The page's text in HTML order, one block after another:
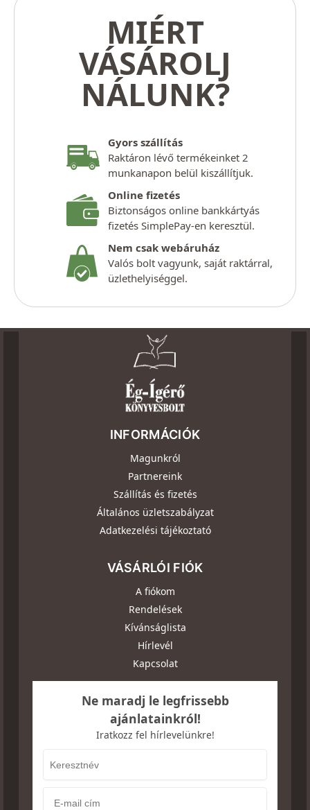
MIÉRT
VÁSÁROLJ
NÁLUNK?
Gyors szállítás
Raktáron lévő termékeinket 2
munkanapon belül kiszállítjuk.
Online fizetés
Biztonságos online bankkártyás
fizetés SimplePay-en keresztül.
Nem csak webáruház
Valós bolt vagyunk, saját raktárral,
üzlethelyiséggel.
INFORMÁCIÓK
Magunkról
Partnereink
Szállítás és fizetés
Általános üzletszabályzat
Adatkezelési tájékoztató
VÁSÁRLÓI FIÓK
A fiókom
Rendelések
Kívánságlista
Hírlevél
Kapcsolat
Ne maradj le legfrissebb
ajánlatainkról!
Iratkozz fel hírlevelünkre!